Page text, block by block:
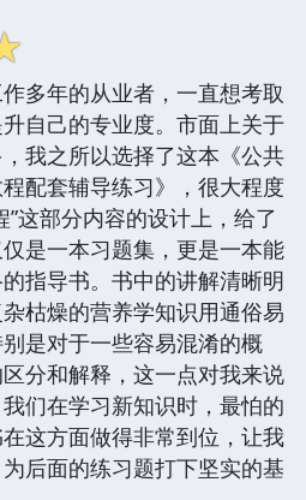
多年的从业者，一直想考取
自己的专业度。市面上关于
我之所以选择了这本《公共
配套辅导练习》，很大程度
这部分内容的设计上，给了
是一本习题集，更是一本能
指导书。书中的讲解清晰明
枯燥的营养学知识用通俗易
是对于一些容易混淆的概
分和解释，这一点对我来说
们在学习新知识时，最怕的
这方面做得非常到位，让我
后面的练习题打下坚实的基